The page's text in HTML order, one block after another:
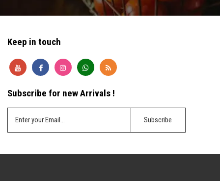
Keep in touch
Subscribe for new Arrivals !